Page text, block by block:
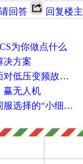
回答 回复楼主
为你做点什么
决方案
，老手是这样解决的！
赢无人机
细节大学问”奖励公告